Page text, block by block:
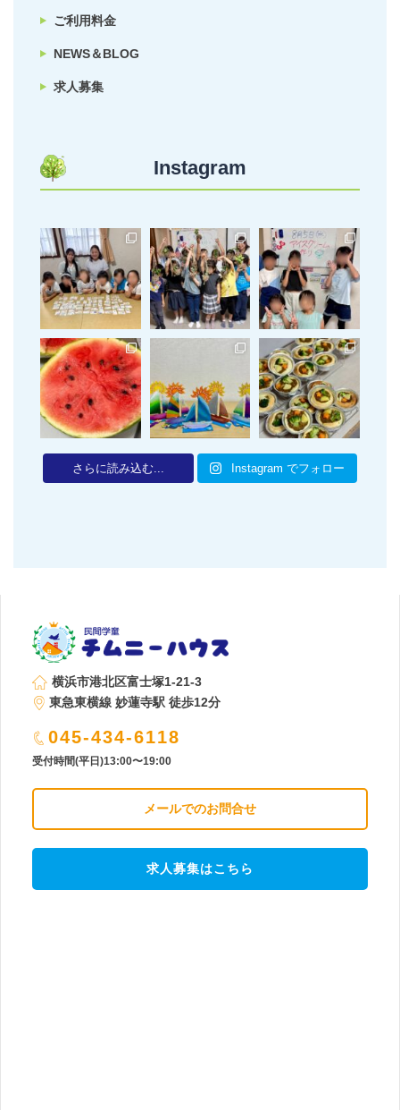
ご利用料金
NEWS＆BLOG
求人募集
Instagram
さらに読み込む... Instagram でフォロー
横浜市港北区富士塚1-21-3
東急東横線 妙蓮寺駅 徒歩12分
045-434-6118
受付時間(平日)13:00〜19:00
メールでのお問合せ
求人募集はこちら